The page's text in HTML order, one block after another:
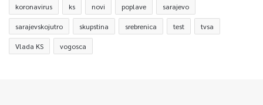
koronavirus ks novi poplave sarajevo
sarajevskojutro skupstina srebrenica test tvsa
Vlada KS vogosca